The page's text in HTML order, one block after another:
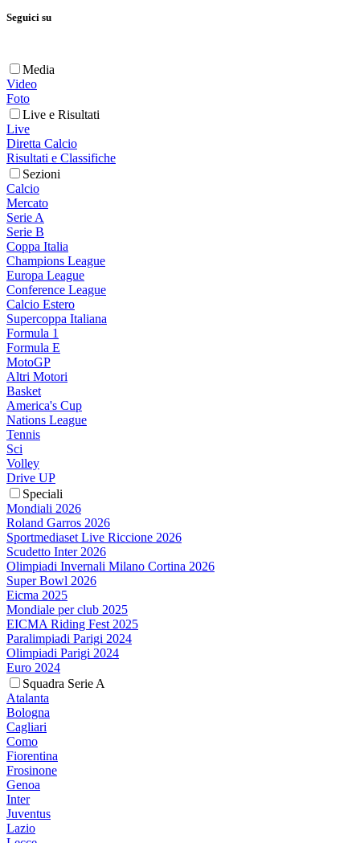
Seguici su
Media
Video
Foto
Live e Risultati
Live
Diretta Calcio
Risultati e Classifiche
Sezioni
Calcio
Mercato
Serie A
Serie B
Coppa Italia
Champions League
Europa League
Conference League
Calcio Estero
Supercoppa Italiana
Formula 1
Formula E
MotoGP
Altri Motori
Basket
America's Cup
Nations League
Tennis
Sci
Volley
Drive UP
Speciali
Mondiali 2026
Roland Garros 2026
Sportmediaset Live Riccione 2026
Scudetto Inter 2026
Olimpiadi Invernali Milano Cortina 2026
Super Bowl 2026
Eicma 2025
Mondiale per club 2025
EICMA Riding Fest 2025
Paralimpiadi Parigi 2024
Olimpiadi Parigi 2024
Euro 2024
Squadra Serie A
Atalanta
Bologna
Cagliari
Como
Fiorentina
Frosinone
Genoa
Inter
Juventus
Lazio